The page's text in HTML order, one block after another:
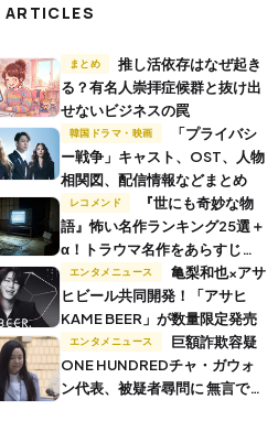
ARTICLES
まとめ
推し活依存はなぜ起き
る？有名人崇拝症候群と抜け出
せないビジネスの罠
韓国ドラマ・映画
ー戦争」キャスト、OST、人物
相関図、配信情報などまとめ
レコメンド
語』怖い名作ランキング25選＋
α！トラウマ名作をあらすじ付
きで解説
エンタメニュース
ヒビール共同開発！「アサヒ
KAME BEER」が数量限定発売
エンタメニュース
ONE HUNDREDチャ・ガウォ
ン代表、被疑者尋問に 無言で退